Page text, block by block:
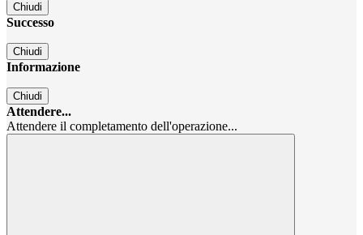
Chiudi
Successo
Chiudi
Informazione
Chiudi
Attendere...
Attendere il completamento dell'operazione...